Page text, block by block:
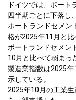
ドイツでは、ポート
四半期ごとに下落し
ポートランドセメン
格が2025年11月と比
ポートランドセメン
10月と比べて弱まっ
製造業指数は2025
示している。
2025年10月の工業